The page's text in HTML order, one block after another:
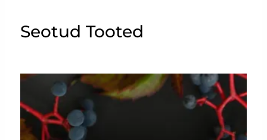
Seotud Tooted